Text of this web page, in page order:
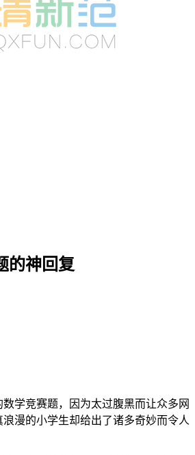
的神回复
学竞赛题，因为太过腹黑而让众多网
漫的小学生却给出了诸多奇妙而令人